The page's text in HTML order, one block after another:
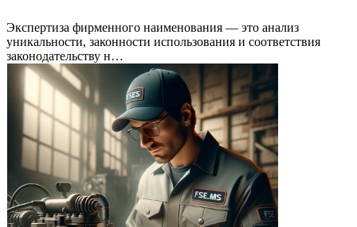
Экспертиза фирменного наименования — это анализ
уникальности, законности использования и соответствия
законодательству н…